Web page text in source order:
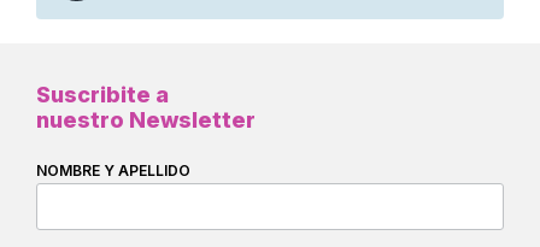
Suscribite a
nuestro Newsletter
NOMBRE Y APELLIDO